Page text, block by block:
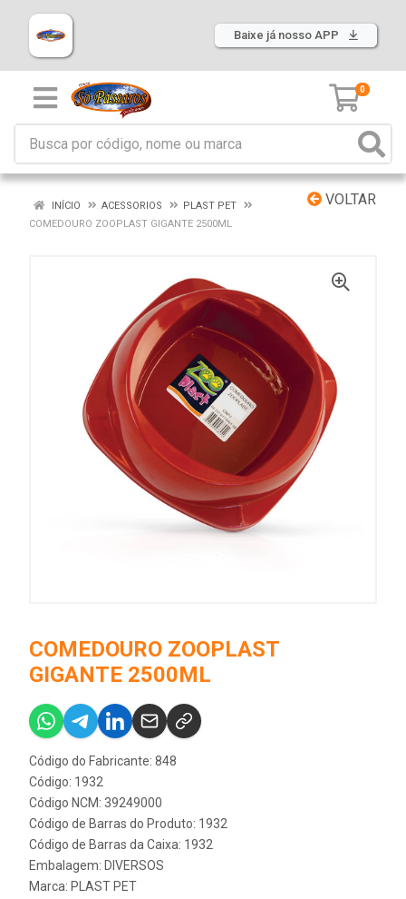
Baixe já nosso APP
0
VOLTAR
INÍCIO ACESSORIOS
PLAST PET
COMEDOURO ZOOPLAST GIGANTE 2500ML
COMEDOURO ZOOPLAST
GIGANTE 2500ML
Código do Fabricante: 848
Código: 1932
Código NCM: 39249000
Código de Barras do Produto: 1932
Código de Barras da Caixa: 1932
Embalagem: DIVERSOS
Marca: PLAST PET